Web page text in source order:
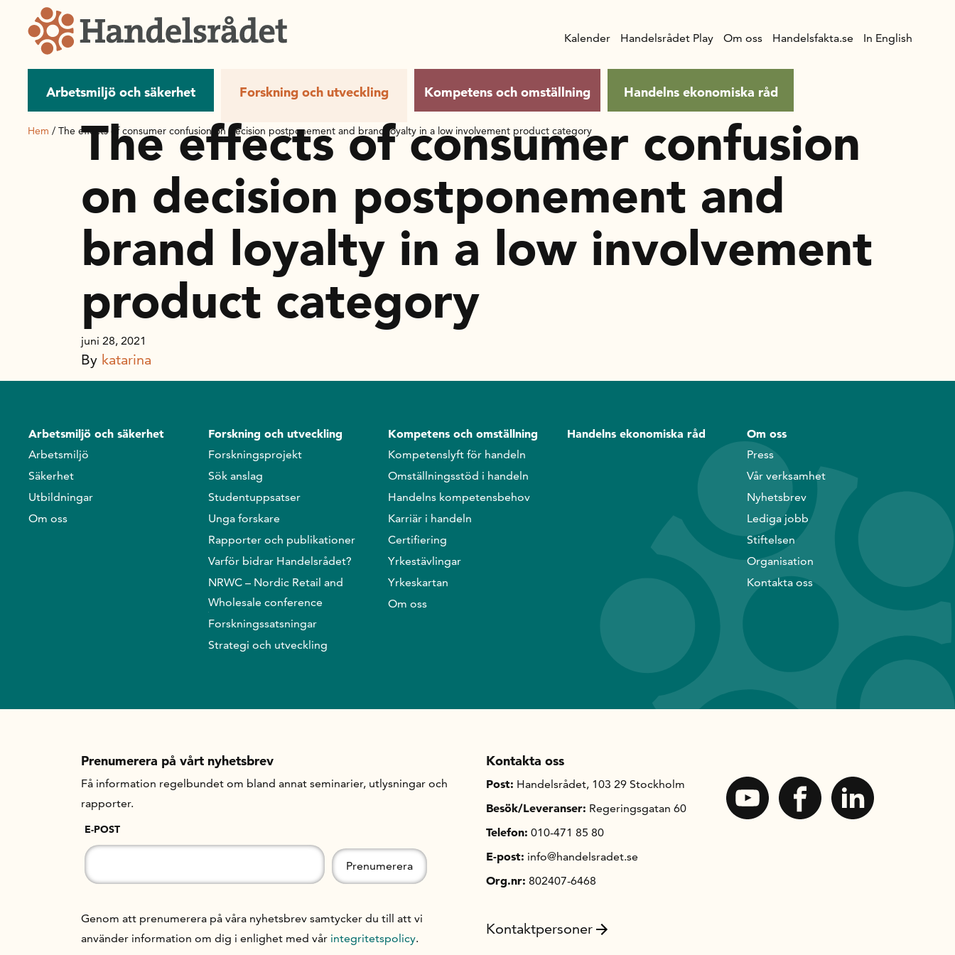
Arbetsmiljö och säkerhet Forskning och utveckling Kompetens och omställning Handelns ekonomiska råd
Kalender Handelsrådet Play Om oss Handelsfakta.se In English
Hem / The effects of consumer confusion on decision postponement and brand loyalty in a low involvement product category
The effects of consumer confusion
on decision postponement and
brand loyalty in a low involvement
product category
juni 28, 2021
By katarina
Arbetsmiljö och säkerhet
Arbetsmiljö
Säkerhet
Utbildningar
Om oss
Forskning och utveckling
Forskningsprojekt
Sök anslag
Studentuppsatser
Unga forskare
Rapporter och publikationer
Varför bidrar Handelsrådet?
NRWC – Nordic Retail and
Wholesale conference
Forskningssatsningar
Strategi och utveckling
Kompetens och omställning
Kompetenslyft för handeln
Omställningsstöd i handeln
Handelns kompetensbehov
Karriär i handeln
Certifiering
Yrkestävlingar
Yrkeskartan
Om oss
Handelns ekonomiska råd Om oss
Press
Vår verksamhet
Nyhetsbrev
Lediga jobb
Stiftelsen
Organisation
Kontakta oss
Prenumerera på vårt nyhetsbrev
Få information regelbundet om bland annat seminarier, utlysningar och
rapporter.
E-POST
Genom att prenumerera på våra nyhetsbrev samtycker du till att vi
använder information om dig i enlighet med vår integritetspolicy.
Kontakta oss
Post: Handelsrådet, 103 29 Stockholm
Besök/Leveranser: Regeringsgatan 60
Telefon: 010-471 85 80
E-post: info@handelsradet.se
Org.nr: 802407-6468
Kontaktpersoner